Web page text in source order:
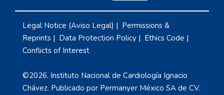
Legal Notice (Aviso Legal) | Permissions &
Reprints | Data Protection Policy | Ethics Code |
Conflicts of Interest
©2026. Instituto Nacional de Cardiología Ignacio
Chávez. Publicado por Permanyer México SA de CV.